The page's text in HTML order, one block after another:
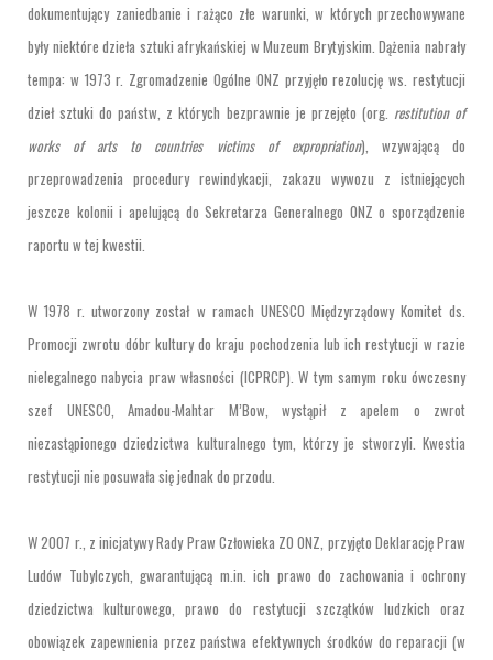
dokumentujący zaniedbanie i rażąco złe warunki, w których przechowywane
były niektóre dzieła sztuki afrykańskiej w Muzeum Brytyjskim. Dążenia nabrały
tempa: w 1973 r. Zgromadzenie Ogólne ONZ przyjęło rezolucję ws. restytucji
dzieł sztuki do państw, z których bezprawnie je przejęto (org. restitution of
works of arts to countries victims of expropriation), wzywającą do
przeprowadzenia procedury rewindykacji, zakazu wywozu z istniejących
jeszcze kolonii i apelującą do Sekretarza Generalnego ONZ o sporządzenie
raportu w tej kwestii.
W 1978 r. utworzony został w ramach UNESCO Międzyrządowy Komitet ds.
Promocji zwrotu dóbr kultury do kraju pochodzenia lub ich restytucji w razie
nielegalnego nabycia praw własności (ICPRCP). W tym samym roku ówczesny
szef UNESCO, Amadou-Mahtar M’Bow, wystąpił z apelem o zwrot
niezastąpionego dziedzictwa kulturalnego tym, którzy je stworzyli. Kwestia
restytucji nie posuwała się jednak do przodu.
W 2007 r., z inicjatywy Rady Praw Człowieka ZO ONZ, przyjęto Deklarację Praw
Ludów Tubylczych, gwarantującą m.in. ich prawo do zachowania i ochrony
dziedzictwa kulturowego, prawo do restytucji szczątków ludzkich oraz
obowiązek zapewnienia przez państwa efektywnych środków do reparacji (w